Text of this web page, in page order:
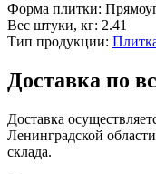
Форма плитки:
Вес штуки, кг: 2.41
Тип продукции:
Доставка по
Доставка
Ленинградской
склада.